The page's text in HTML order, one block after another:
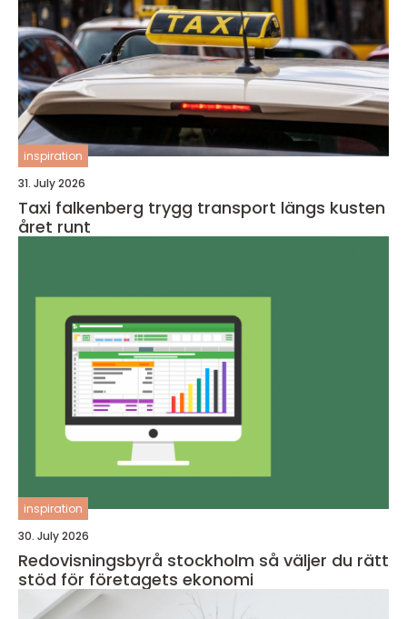
inspiration
31. July 2026
Taxi falkenberg trygg transport längs kusten
året runt
inspiration
30. July 2026
Redovisningsbyrå stockholm så väljer du rätt
stöd för företagets ekonomi